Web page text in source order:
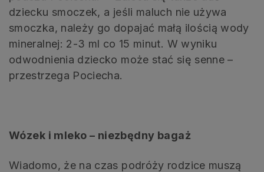
dziecku smoczek, a jeśli maluch nie używa
smoczka, należy go dopajać małą ilością wody
mineralnej: 2-3 ml co 15 minut. W wyniku
odwodnienia dziecko może stać się senne –
przestrzega Pociecha.
Wózek i mleko – niezbędny bagaż
Wiadomo, że na czas podróży rodzice muszą